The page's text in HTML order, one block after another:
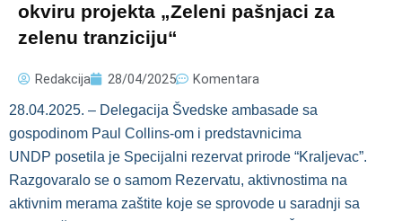
okviru projekta „Zeleni pašnjaci za
zelenu tranziciju“
Redakcija 28/04/2025 Komentara
28.04.2025. – Delegacija Švedske ambasade sa
gospodinom Paul Collins-om i predstavnicima
UNDP posetila je Specijalni rezervat prirode “Kraljevac”.
Razgovaralo se o samom Rezervatu, aktivnostima na
aktivnim merama zaštite koje se sprovode u saradnji sa